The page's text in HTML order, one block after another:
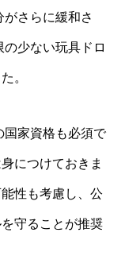
さらに緩和さ
少ない玩具ドロ
。
国家資格も必須で
につけておきま
性も考慮し、公
守ることが推奨